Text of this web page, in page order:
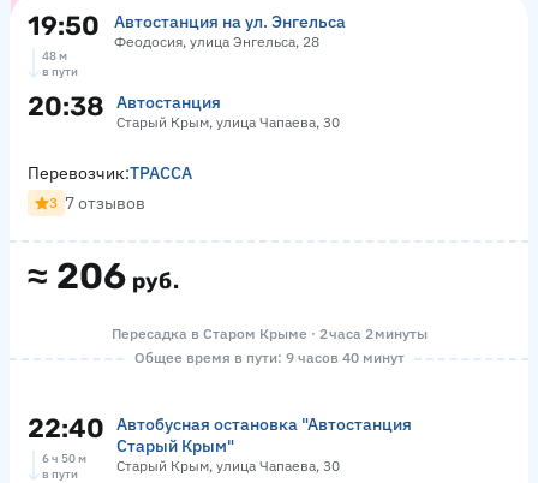
19:50 Автостанция на ул. Энгельса
Феодосия, улица Энгельса, 28
48 м
в пути
20:38 Автостанция
Старый Крым, улица Чапаева, 30
≈ 206 руб.
Перевозчик:ТРАССА
3 7 отзывов
Пересадка в Старом Крыме · 2 часа 2 минуты
Общее время в пути: 9 часов 40 минут
22:40
Автобусная остановка "Автостанция
Старый Крым"
Старый Крым, улица Чапаева, 30
6 ч 50 м
в пути